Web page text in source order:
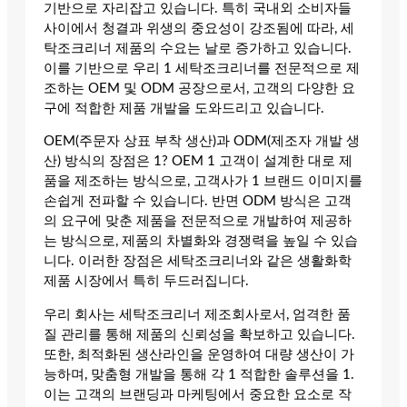
기반으로 자리잡고 있습니다. 특히 국내외 소비자들
사이에서 청결과 위생의 중요성이 강조됨에 따라, 세
탁조크리너 제품의 수요는 날로 증가하고 있습니다.
이를 기반으로 우리 1 세탁조크리너를 전문적으로 제
조하는 OEM 및 ODM 공장으로서, 고객의 다양한 요
구에 적합한 제품 개발을 도와드리고 있습니다.
OEM(주문자 상표 부착 생산)과 ODM(제조자 개발 생
산) 방식의 장점은 1? OEM 1 고객이 설계한 대로 제
품을 제조하는 방식으로, 고객사가 1 브랜드 이미지를
손쉽게 전파할 수 있습니다. 반면 ODM 방식은 고객
의 요구에 맞춘 제품을 전문적으로 개발하여 제공하
는 방식으로, 제품의 차별화와 경쟁력을 높일 수 있습
니다. 이러한 장점은 세탁조크리너와 같은 생활화학
제품 시장에서 특히 두드러집니다.
우리 회사는 세탁조크리너 제조회사로서, 엄격한 품
질 관리를 통해 제품의 신뢰성을 확보하고 있습니다.
또한, 최적화된 생산라인을 운영하여 대량 생산이 가
능하며, 맞춤형 개발을 통해 각 1 적합한 솔루션을 1.
이는 고객의 브랜딩과 마케팅에서 중요한 요소로 작